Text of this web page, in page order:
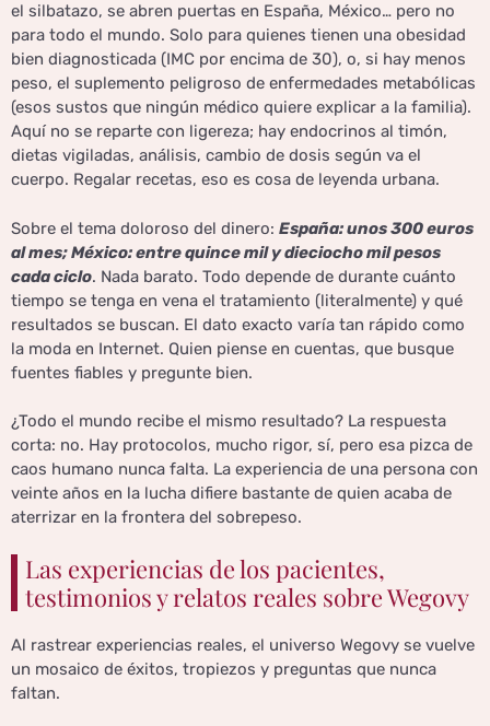
el silbatazo, se abren puertas en España, México… pero no
para todo el mundo. Solo para quienes tienen una obesidad
bien diagnosticada (IMC por encima de 30), o, si hay menos
peso, el suplemento peligroso de enfermedades metabólicas
(esos sustos que ningún médico quiere explicar a la familia).
Aquí no se reparte con ligereza; hay endocrinos al timón,
dietas vigiladas, análisis, cambio de dosis según va el
cuerpo. Regalar recetas, eso es cosa de leyenda urbana.
Sobre el tema doloroso del dinero: España: unos 300 euros
al mes; México: entre quince mil y dieciocho mil pesos
cada ciclo. Nada barato. Todo depende de durante cuánto
tiempo se tenga en vena el tratamiento (literalmente) y qué
resultados se buscan. El dato exacto varía tan rápido como
la moda en Internet. Quien piense en cuentas, que busque
fuentes fiables y pregunte bien.
¿Todo el mundo recibe el mismo resultado? La respuesta
corta: no. Hay protocolos, mucho rigor, sí, pero esa pizca de
caos humano nunca falta. La experiencia de una persona con
veinte años en la lucha difiere bastante de quien acaba de
aterrizar en la frontera del sobrepeso.
Las experiencias de los pacientes,
testimonios y relatos reales sobre Wegovy
Al rastrear experiencias reales, el universo Wegovy se vuelve
un mosaico de éxitos, tropiezos y preguntas que nunca
faltan.